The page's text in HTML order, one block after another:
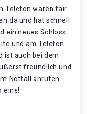
Telefon waren fair
da und hat schnell
ein neues Schloss
und am Telefon
ist auch bei dem
freundlich und
Notfall anrufen
eine!